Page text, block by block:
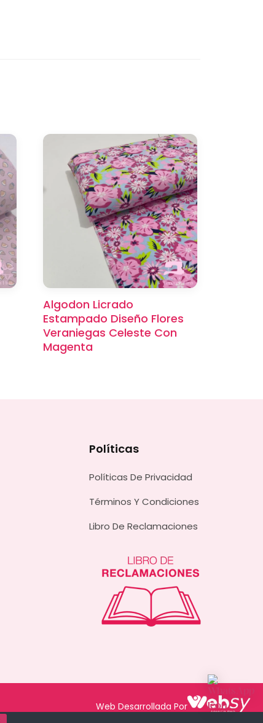
Algodon Licrado
Estampado Diseño Flores
Veraniegas Celeste Con
Magenta
Políticas
Políticas De Privacidad
Términos Y Condiciones
Libro De Reclamaciones
Web Desarrollada Por